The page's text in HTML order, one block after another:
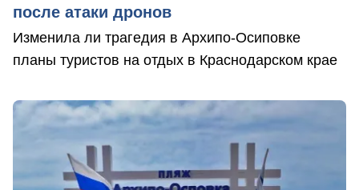
после атаки дронов
Изменила ли трагедия в Архипо-Осиповке
планы туристов на отдых в Краснодарском крае